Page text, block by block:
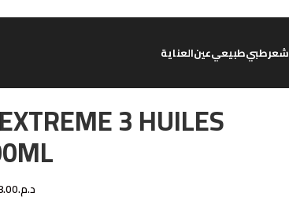
شعرطبيطبيعيعينالعناية
3 HUILES
د.م.